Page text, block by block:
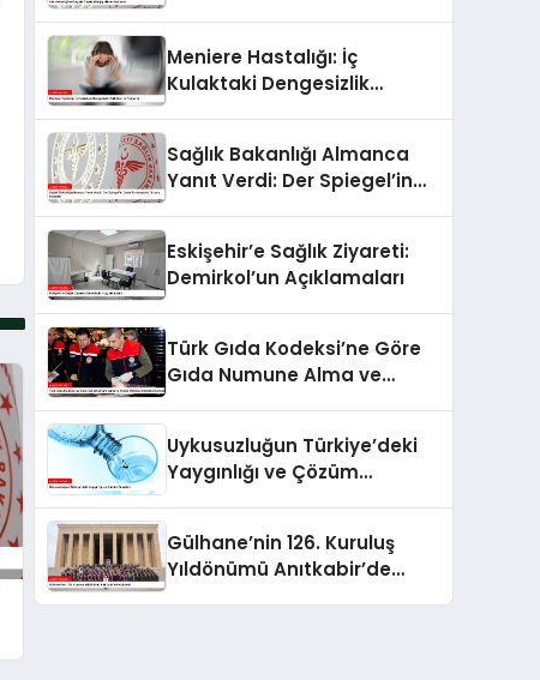
Meniere Hastalığı: İç
Kulaktaki Dengesizlik
Sağlık Bakanlığı Almanca
Yanıt Verdi: Der Spiegel’in
Eskişehir’e Sağlık Ziyareti:
Demirkol’un Açıklamaları
Türk Gıda Kodeksi’ne Göre
Gıda Numune Alma ve
Uykusuzluğun Türkiye’deki
Yaygınlığı ve Çözüm
Gülhane’nin 126. Kuruluş
Yıldönümü Anıtkabir’de